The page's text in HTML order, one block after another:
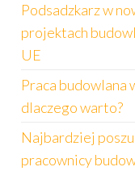
Podsadzkarz w
projektach
UE
Praca budowlana
dlaczego warto?
Najbardziej
pracownicy